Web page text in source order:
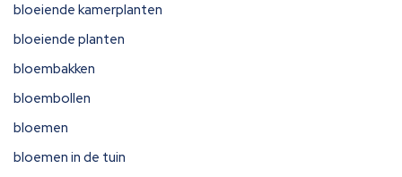
bloeiende kamerplanten
bloeiende planten
bloembakken
bloembollen
bloemen
bloemen in de tuin